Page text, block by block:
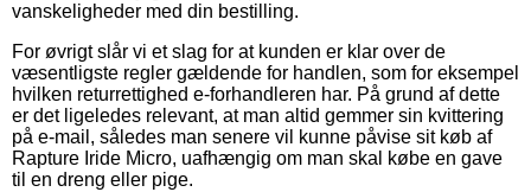
vanskeligheder med din bestilling.
For øvrigt slår vi et slag for at kunden er klar over de
væsentligste regler gældende for handlen, som for eksempel
hvilken returrettighed e-forhandleren har. På grund af dette
er det ligeledes relevant, at man altid gemmer sin kvittering
på e-mail, således man senere vil kunne påvise sit køb af
Rapture Iride Micro, uafhængig om man skal købe en gave
til en dreng eller pige.